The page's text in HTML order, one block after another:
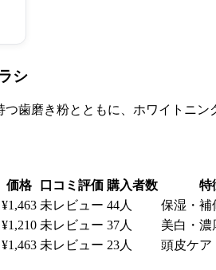
シ
歯磨き粉とともに、ホワイトニン
価格 口コミ評価 購入者数
特
¥1,463 未レビュー 44人
保湿・補
¥1,210 未レビュー 37人
美白・濃
¥1,463 未レビュー 23人 頭皮ケア